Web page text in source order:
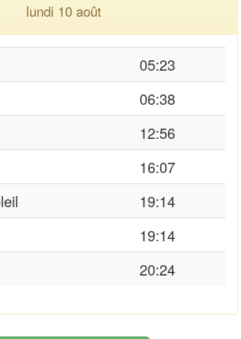
lundi 10 août
05:23
06:38
12:56
16:07
19:14
19:14
20:24